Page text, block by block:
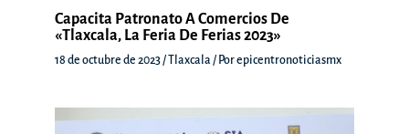
Capacita Patronato A Comercios De
«Tlaxcala, La Feria De Ferias 2023»
18 de octubre de 2023/Tlaxcala / Porepicentronoticiasmx